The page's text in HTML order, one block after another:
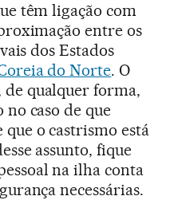
têm ligação com
entre os
dos Estados
do Norte. O
qualquer forma,
caso de que
o castrismo está
assunto, fique
na ilha conta
necessárias.